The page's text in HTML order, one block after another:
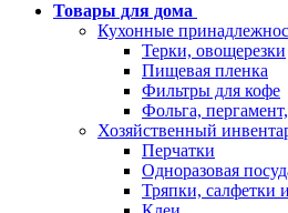
Товары для дома
Кухонные
Терки, овощерезки
Пищевая пленка
Фильтры для кофе
Фольга,
Хозяйственный
Перчатки
Одноразовая
Тряпки, салфетки